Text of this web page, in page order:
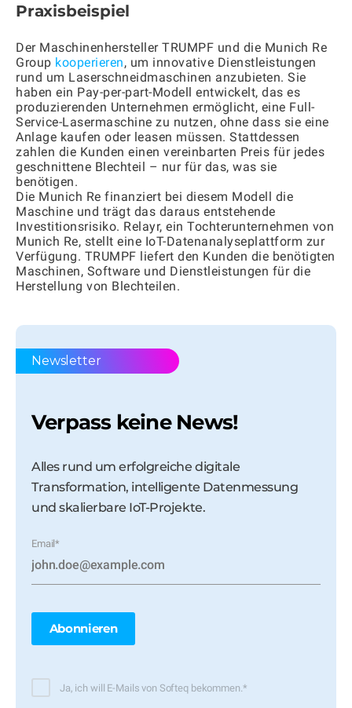
Praxisbeispiel
Der Maschinenhersteller TRUMPF und die Munich Re
Group kooperieren, um innovative Dienstleistungen
rund um Laserschneidmaschinen anzubieten. Sie
haben ein Pay-per-part-Modell entwickelt, das es
produzierenden Unternehmen ermöglicht, eine Full-
Service-Lasermaschine zu nutzen, ohne dass sie eine
Anlage kaufen oder leasen müssen. Stattdessen
zahlen die Kunden einen vereinbarten Preis für jedes
geschnittene Blechteil – nur für das, was sie
benötigen.
Die Munich Re finanziert bei diesem Modell die
Maschine und trägt das daraus entstehende
Investitionsrisiko. Relayr, ein Tochterunternehmen von
Munich Re, stellt eine IoT-Datenanalyseplattform zur
Verfügung. TRUMPF liefert den Kunden die benötigten
Maschinen, Software und Dienstleistungen für die
Herstellung von Blechteilen.
Newsletter
Verpass keine News!
Alles rund um erfolgreiche digitale
Transformation, intelligente Datenmessung
und skalierbare IoT-Projekte.
Email*
Ja, ich will E-Mails von Softeq bekommen.*